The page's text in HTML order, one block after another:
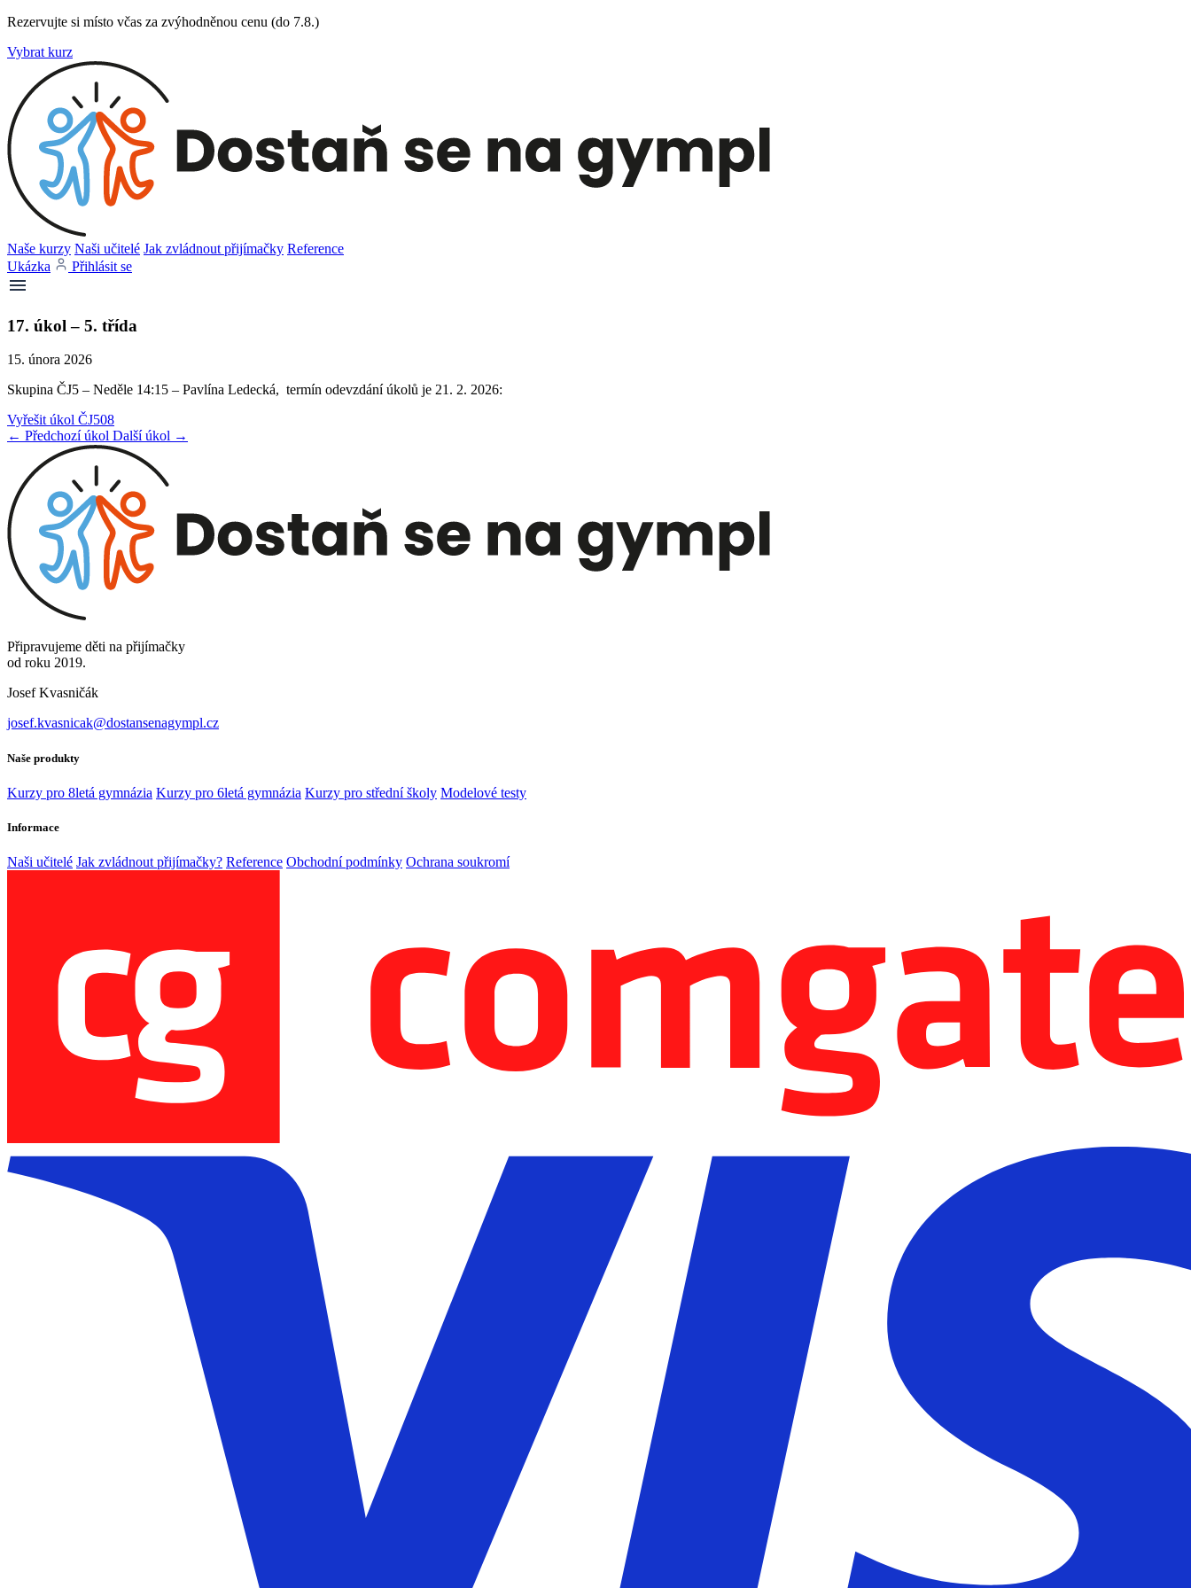
Rezervujte si místo včas za zvýhodněnou cenu (do 7.8.)
Vybrat kurz
Naše kurzy Naši učitelé Jak zvládnout přijímačky Reference
Ukázka
Přihlásit se
17. úkol – 5. třída
15. února 2026
Skupina ČJ5 – Neděle 14:15 – Pavlína Ledecká, termín odevzdání úkolů je 21. 2. 2026:
Vyřešit úkol ČJ508
← Předchozí úkol Další úkol →
Připravujeme děti na přijímačky
od roku 2019.
Josef Kvasničák
josef.kvasnicak@dostansenagympl.cz
Naše produkty
Kurzy pro 8letá gymnázia Kurzy pro 6letá gymnázia Kurzy pro střední školy Modelové testy
Informace
Naši učitelé Jak zvládnout přijímačky? Reference Obchodní podmínky Ochrana soukromí